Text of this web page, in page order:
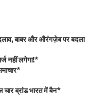
बाबर और औरंगज़ेब पर बदला
नहीं लगेगा!*
ब्रांड भारत में बैन*